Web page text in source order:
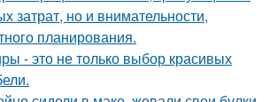
затрат, но и внимательности,
планирования.
- это не только выбор красивых